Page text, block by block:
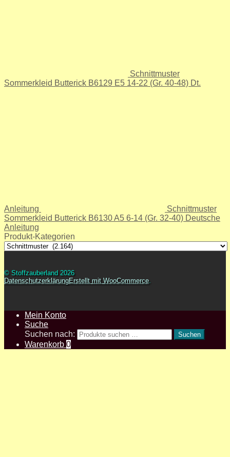
Schnittmuster
Sommerkleid Butterick B6129 E5 14-22 (Gr. 40-48) Dt.
Anleitung
Schnittmuster
Sommerkleid Butterick B6130 A5 6-14 (Gr. 32-40) Deutsche
Anleitung
Produkt-Kategorien
© Stoffzauberland 2026
DatenschutzerklärungErstellt mit WooCommerce.
Mein Konto
Suche
Suchen nach:
Suchen
Warenkorb 0